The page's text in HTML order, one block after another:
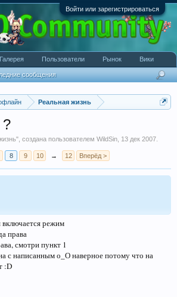
Войти или зарегистрироваться
Реальная жизнь
?
", создана пользователем WildSin 13 дек 2007
8 9 10 → 12 Вперёд >
режим
права
смотри пункт 1
с написанным о_О наверное потому что на
:D
сообщения
Галерея Пользователи Рынок Вики